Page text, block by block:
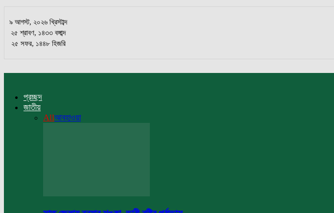
৯ আগস্ট, ২০২৬ খ্রিস্টাব্দ
২৫ শ্রাবণ, ১৪৩৩ বঙ্গাব্দ
২৫ সফর, ১৪৪৮ হিজরি
প্রচ্ছদ
জাতীয়
Allআবহাওয়া